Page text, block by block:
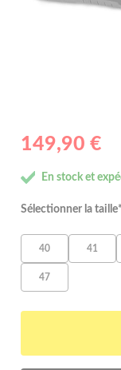
149,90 €
En stock et
Sélectionner la taille*
40 41
47